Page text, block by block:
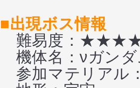
■出現ボス情報
難易度：
機体名：νガン
参加マテリアル